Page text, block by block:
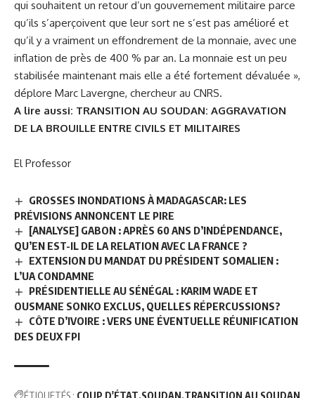
qui souhaitent un retour d’un gouvernement militaire parce
qu’ils s’aperçoivent que leur sort ne s’est pas amélioré et
qu’il y a vraiment un effondrement de la monnaie, avec une
inflation de près de 400 % par an. La monnaie est un peu
stabilisée maintenant mais elle a été fortement dévaluée »,
déplore Marc Lavergne, chercheur au CNRS.
A lire aussi: TRANSITION AU SOUDAN: AGGRAVATION
DE LA BROUILLE ENTRE CIVILS ET MILITAIRES
El Professor
GROSSES INONDATIONS À MADAGASCAR: LES
PRÉVISIONS ANNONCENT LE PIRE
[ANALYSE] GABON : APRÈS 60 ANS D’INDÉPENDANCE,
QU’EN EST-IL DE LA RELATION AVEC LA FRANCE ?
EXTENSION DU MANDAT DU PRÉSIDENT SOMALIEN :
L’UA CONDAMNE
PRÉSIDENTIELLE AU SÉNÉGAL : KARIM WADE ET
OUSMANE SONKO EXCLUS, QUELLES RÉPERCUSSIONS?
CÔTE D’IVOIRE : VERS UNE ÉVENTUELLE RÉUNIFICATION
DES DEUX FPI
ÉTIQUETÉS : COUP D'ÉTAT SOUDAN TRANSITION AU SOUDAN